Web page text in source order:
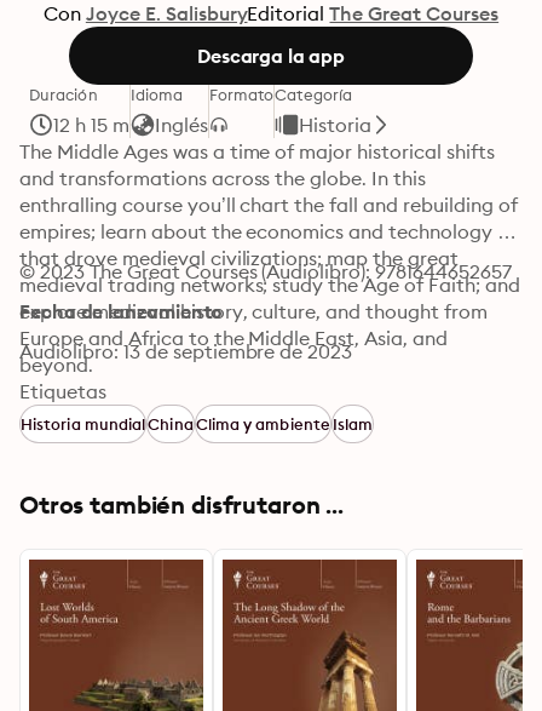
Con Joyce E. SalisburyEditorial The Great Courses
Descarga la app
Duración
12 h 15 m
Idioma
Inglés
FormatoCategoría
Historia
The Middle Ages was a time of major historical shifts
and transformations across the globe. In this
enthralling course you’ll chart the fall and rebuilding of
empires; learn about the economics and technology
that drove medieval civilizations; map the great
medieval trading networks; study the Age of Faith; and
explore medieval history, culture, and thought from
Europe and Africa to the Middle East, Asia, and
beyond.
© 2023 The Great Courses (Audiolibro): 9781644652657
Fecha de lanzamiento
Audiolibro: 13 de septiembre de 2023
Etiquetas
Historia mundialChinaClima y ambienteIslam
Otros también disfrutaron ...